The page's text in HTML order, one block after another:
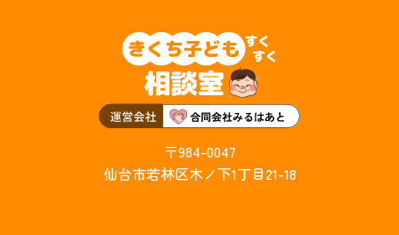
〒984-0047
仙台市若林区木ノ下1丁目21-18